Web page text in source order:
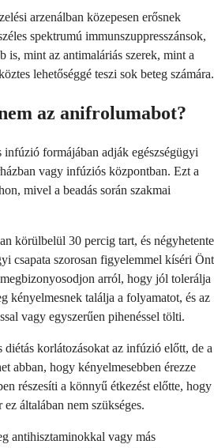
arzenálban közepesen erősnek
spektrumú immunszuppresszánsok,
is, mint az antimaláriás szerek, mint a
lehetőséggé teszi sok beteg számára.
az anifrolumabot?
formájában adják egészségügyi
vagy infúziós központban. Ezt a
mivel a beadás során szakmai
körülbelül 30 percig tart, és négyhetente
csapata szorosan figyelemmel kíséri Önt
arról, hogy jól tolerálja
kényelmesnek találja a folyamatot, és az
vagy egyszerűen pihenéssel tölti.
korlátozásokat az infúzió előtt, de a
abban, hogy kényelmesebben érezze
részesíti a könnyű étkezést előtte, hogy
általában nem szükséges.
antihisztaminokkal vagy más